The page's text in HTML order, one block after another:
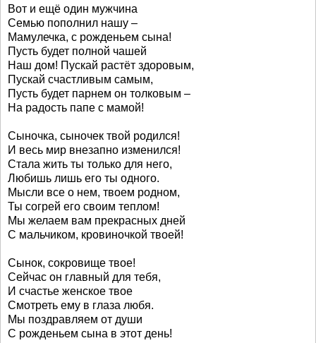
Вот и ещё один мужчина
Семью пополнил нашу –
Мамулечка, с рожденьем сына!
Пусть будет полной чашей
Наш дом! Пускай растёт здоровым,
Пускай счастливым самым,
Пусть будет парнем он толковым –
На радость папе с мамой!
Сыночка, сыночек твой родился!
И весь мир внезапно изменился!
Стала жить ты только для него,
Любишь лишь его ты одного.
Мысли все о нем, твоем родном,
Ты согрей его своим теплом!
Мы желаем вам прекрасных дней
С мальчиком, кровиночкой твоей!
Сынок, сокровище твое!
Сейчас он главный для тебя,
И счастье женское твое
Смотреть ему в глаза любя.
Мы поздравляем от души
С рожденьем сына в этот день!